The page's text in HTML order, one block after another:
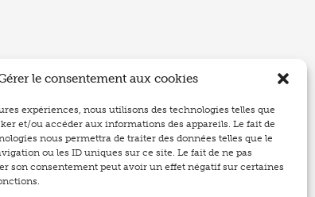
le consentement aux cookies
expériences, nous utilisons des technologies telles que
et/ou accéder aux informations des appareils. Le fait de
nous permettra de traiter des données telles que le
ou les ID uniques sur ce site. Le fait de ne pas
son consentement peut avoir un effet négatif sur certaines